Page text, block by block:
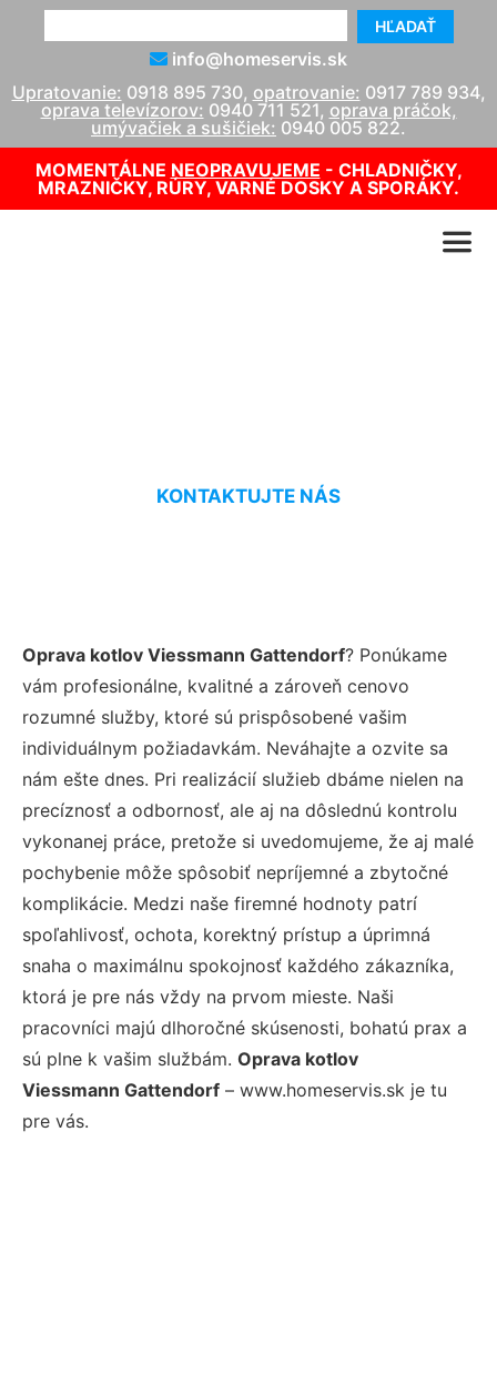
HĽADAŤ
info@homeservis.sk
Upratovanie: 0918 895 730, opatrovanie: 0917 789 934,
oprava televízorov: 0940 711 521, oprava práčok,
umývačiek a sušičiek: 0940 005 822.
MOMENTÁLNE NEOPRAVUJEME - CHLADNIČKY,
MRAZNIČKY, RÚRY, VARNÉ DOSKY A SPORÁKY.
KONTAKTUJTE NÁS
Oprava kotlov Viessmann Gattendorf? Ponúkame
vám profesionálne, kvalitné a zároveň cenovo
rozumné služby, ktoré sú prispôsobené vašim
individuálnym požiadavkám. Neváhajte a ozvite sa
nám ešte dnes. Pri realizácií služieb dbáme nielen na
precíznosť a odbornosť, ale aj na dôslednú kontrolu
vykonanej práce, pretože si uvedomujeme, že aj malé
pochybenie môže spôsobiť nepríjemné a zbytočné
komplikácie. Medzi naše firemné hodnoty patrí
spoľahlivosť, ochota, korektný prístup a úprimná
snaha o maximálnu spokojnosť každého zákazníka,
ktorá je pre nás vždy na prvom mieste. Naši
pracovníci majú dlhoročné skúsenosti, bohatú prax a
sú plne k vašim službám. Oprava kotlov
Viessmann Gattendorf – www.homeservis.sk je tu
pre vás.